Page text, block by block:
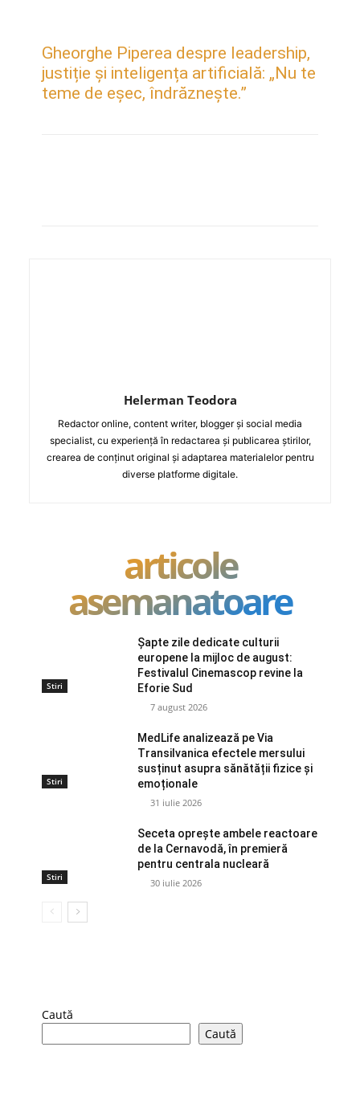
Gheorghe Piperea despre leadership,
justiție și inteligența artificială: „Nu te
teme de eșec, îndrăznește.”
Helerman Teodora
Redactor online, content writer, blogger și social media
specialist, cu experiență în redactarea și publicarea știrilor,
crearea de conținut original și adaptarea materialelor pentru
diverse platforme digitale.
articole
asemanatoare
Stiri
Șapte zile dedicate culturii
europene la mijloc de august:
Festivalul Cinemascop revine la
Eforie Sud
7 august 2026
Stiri
MedLife analizează pe Via
Transilvanica efectele mersului
susținut asupra sănătății fizice și
emoționale
31 iulie 2026
Stiri
Seceta oprește ambele reactoare
de la Cernavodă, în premieră
pentru centrala nucleară
30 iulie 2026
Caută
Caută